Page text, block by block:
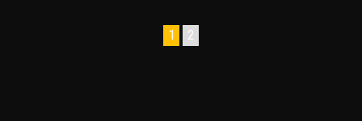
1 2